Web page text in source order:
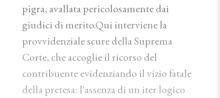
pigra, avallata pericolosamente dai
giudici di merito.Qui interviene la
provvidenziale scure della Suprema
Corte, che accoglie il ricorso del
contribuente evidenziando il vizio fatale
della pretesa: l'assenza di un iter logico